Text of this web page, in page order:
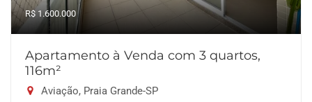
R$ 1.600.000
Apartamento à Venda com 3 quartos,
116m²
Aviação, Praia Grande-SP